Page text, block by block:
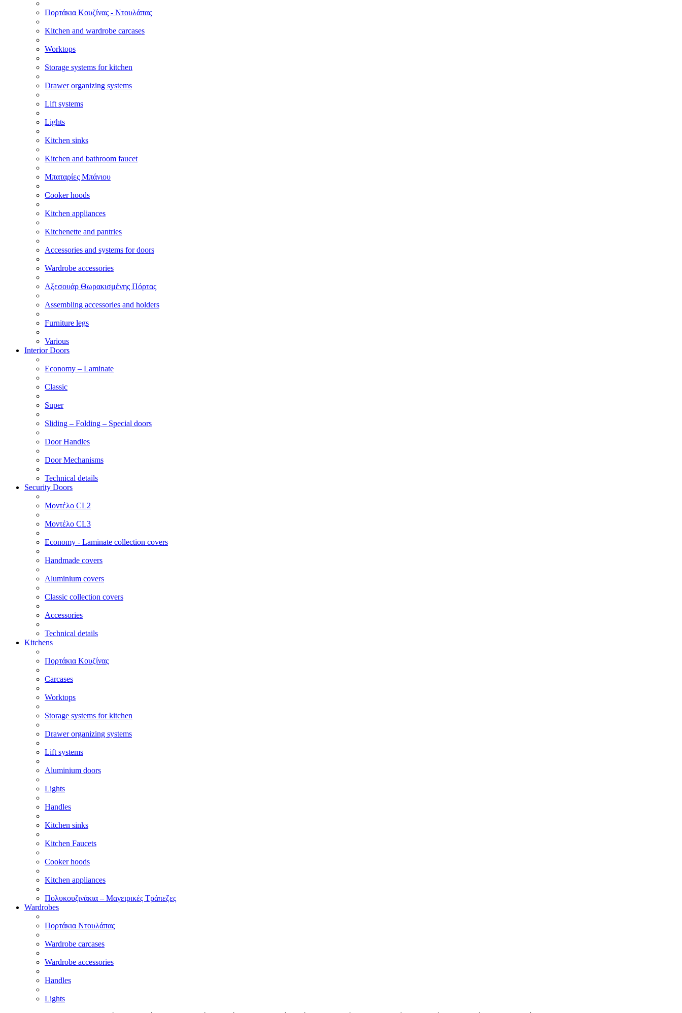
Πορτάκια Κουζίνας - Ντουλάπας
Kitchen and wardrobe carcases
Worktops
Storage systems for kitchen
Drawer organizing systems
Lift systems
Lights
Kitchen sinks
Kitchen and bathroom faucet
Μπαταρίες Μπάνιου
Cooker hoods
Kitchen appliances
Kitchenette and pantries
Accessories and systems for doors
Wardrobe accessories
Αξεσουάρ Θωρακισμένης Πόρτας
Assembling accessories and holders
Furniture legs
Various
Interior Doors
Economy – Laminate
Classic
Super
Sliding – Folding – Special doors
Door Handles
Door Mechanisms
Technical details
Security Doors
Μοντέλο CL2
Μοντέλο CL3
Economy - Laminate collection covers
Handmade covers
Aluminium covers
Classic collection covers
Accessories
Technical details
Kitchens
Πορτάκια Κουζίνας
Carcases
Worktops
Storage systems for kitchen
Drawer organizing systems
Lift systems
Aluminium doors
Lights
Handles
Kitchen sinks
Kitchen Faucets
Cooker hoods
Kitchen appliances
Πολυκουζινάκια – Μαγειρικές Τράπεζες
Wardrobes
Πορτάκια Ντουλάπας
Wardrobe carcases
Wardrobe accessories
Handles
Lights